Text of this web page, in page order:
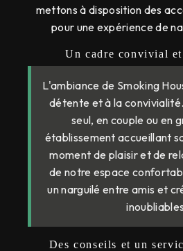
mettons à disposition des
pour une expérience de
Un cadre convivial
L'ambiance de Smoking
détente et à la
seul, en couple ou en
établissement accueillant
moment de plaisir et de
de notre espace
un narguilé entre amis et
Des conseils et un